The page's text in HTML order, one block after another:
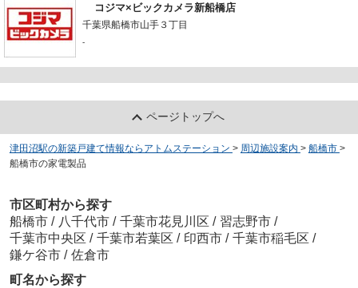
コジマ×ビックカメラ新船橋店
千葉県船橋市山手３丁目
-
ページトップへ
津田沼駅の新築戸建て情報ならアトムステーション > 周辺施設案内 > 船橋市 >
船橋市の家電製品
市区町村から探す
船橋市 / 八千代市 / 千葉市花見川区 / 習志野市 /
千葉市中央区 / 千葉市若葉区 / 印西市 / 千葉市稲毛区 /
鎌ケ谷市 / 佐倉市
町名から探す